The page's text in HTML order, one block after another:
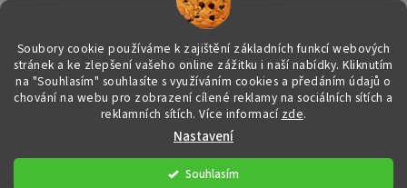
Soubory cookie používáme k zajištění základních funkcí webových
stránek a ke zlepšení vašeho online zážitku i naší nabídky. Kliknutím
na "Souhlasím" souhlasíte s využíváním cookies a předáním údajů o
chování na webu pro zobrazení cílené reklamy na sociálních sítích a
reklamních sítích. Více informací zde.
Nastavení
Souhlasím
Vytvořil Shoptet
nastavení cookies